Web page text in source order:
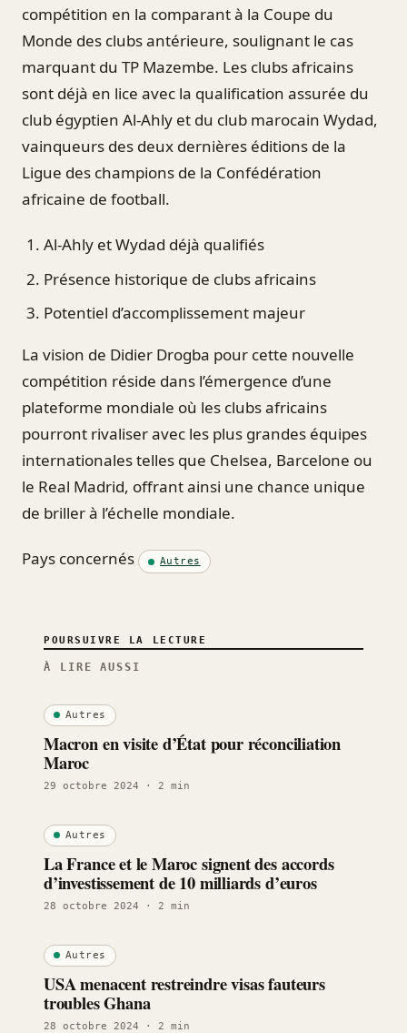
compétition en la comparant à la Coupe du
Monde des clubs antérieure, soulignant le cas
marquant du TP Mazembe. Les clubs africains
sont déjà en lice avec la qualification assurée du
club égyptien Al-Ahly et du club marocain Wydad,
vainqueurs des deux dernières éditions de la
Ligue des champions de la Confédération
africaine de football.
Al-Ahly et Wydad déjà qualifiés
Présence historique de clubs africains
Potentiel d’accomplissement majeur
La vision de Didier Drogba pour cette nouvelle
compétition réside dans l’émergence d’une
plateforme mondiale où les clubs africains
pourront rivaliser avec les plus grandes équipes
internationales telles que Chelsea, Barcelone ou
le Real Madrid, offrant ainsi une chance unique
de briller à l’échelle mondiale.
Pays concernés Autres
POURSUIVRE LA LECTURE
À LIRE AUSSI
Autres
Macron en visite d’État pour réconciliation
Maroc
29 octobre 2024 · 2 min
Autres
La France et le Maroc signent des accords
d’investissement de 10 milliards d’euros
28 octobre 2024 · 2 min
Autres
USA menacent restreindre visas fauteurs
troubles Ghana
28 octobre 2024 · 2 min